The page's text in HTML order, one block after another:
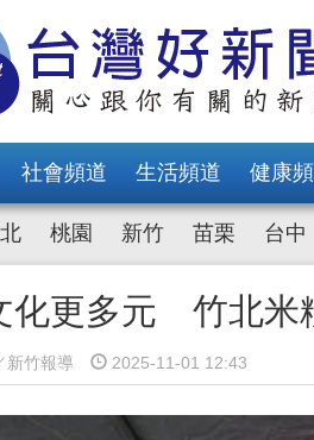
社會頻道 生活頻道 健康
桃園 新竹 苗栗 台中
化更多元 竹北米
新竹報導 2025-11-01 12:43